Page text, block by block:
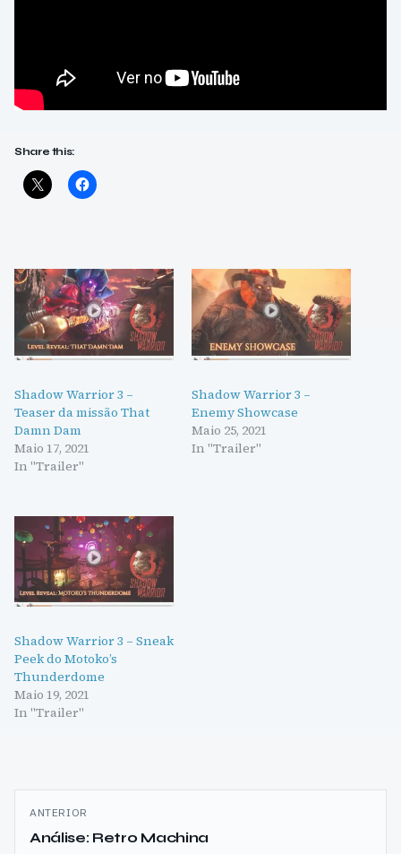
Share this:
Shadow Warrior 3 –
Teaser da missão That
Damn Dam
Maio 17, 2021
In "Trailer"
Shadow Warrior 3 –
Enemy Showcase
Maio 25, 2021
In "Trailer"
Shadow Warrior 3 – Sneak
Peek do Motoko’s
Thunderdome
Maio 19, 2021
In "Trailer"
Navegação
de
ANTERIOR
Análise: Retro Machina